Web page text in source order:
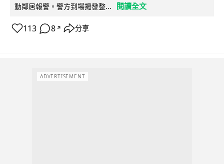
動鄰居報警。警方到場揭發整...
閱讀全文
113 8 ↗ 分享
ADVERTISEMENT